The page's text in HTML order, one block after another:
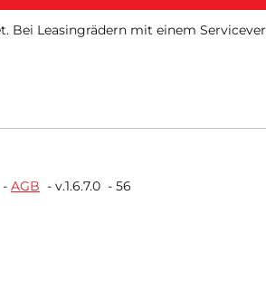
Bei Leasingrädern mit einem
- AGB - v.1.6.7.0 - 56